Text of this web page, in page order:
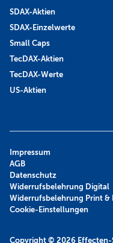
SDAX-Aktien
SDAX-Einzelwerte
Small Caps
TecDAX-Aktien
TecDAX-Werte
US-Aktien
Copyright © 2026 Effecten-
Impressum
AGB
Datenschutz
Widerrufsbelehrung Digital
Widerrufsbelehrung Print &
Cookie-Einstellungen